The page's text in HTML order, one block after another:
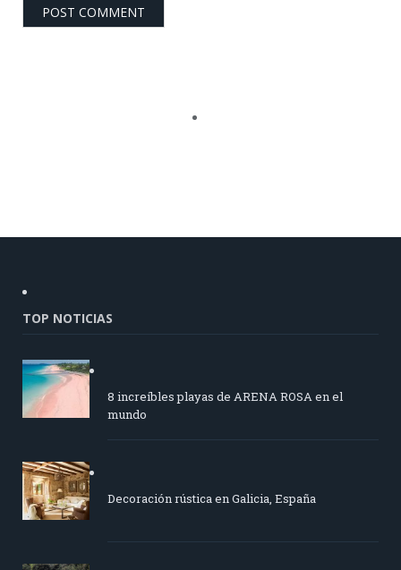
TOP NOTICIAS
8 increíbles playas de ARENA ROSA en el
mundo
Decoración rústica en Galicia, España